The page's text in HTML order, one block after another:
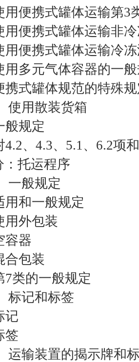
便携式罐体运输第3
便携式罐体运输非
便携式罐体运输冷
多元气体容器的一
式罐体规范的特殊
用散装货箱
规定
、4.3、5.1、6.2项
：托运程序
般规定
和一般规定
外包装
器
包装
类的一般规定
记和标签
记
签
输装置的揭示牌和